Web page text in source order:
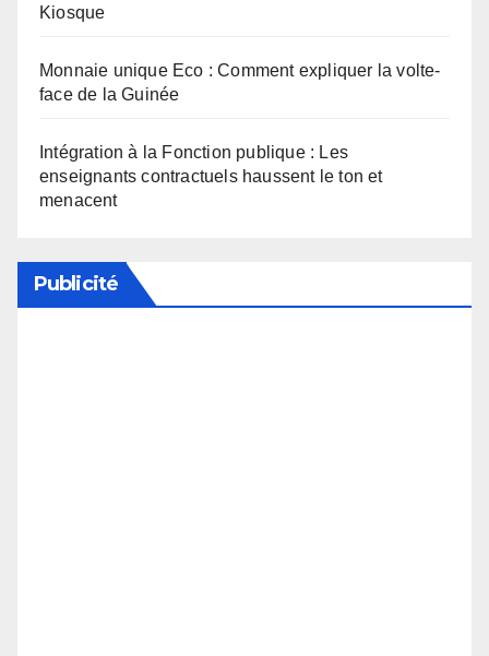
Kiosque
Monnaie unique Eco : Comment expliquer la volte-
face de la Guinée
Intégration à la Fonction publique : Les
enseignants contractuels haussent le ton et
menacent
Publicité